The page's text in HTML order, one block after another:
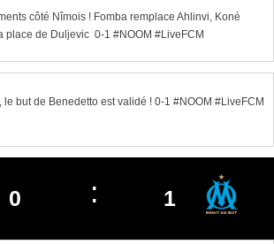
côté Nîmois ! Fomba remplace Ahlinvi, Koné
place de Duljevic 0-1 #NOOM #LiveFCM
le but de Benedetto est validé ! 0-1 #NOOM #LiveFCM
0 1